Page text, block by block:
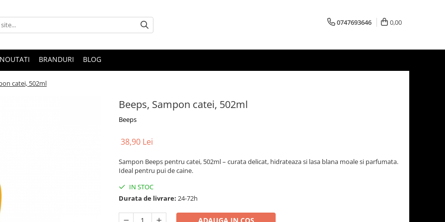
0747693646 0,00
NOUTATI BRANDURI BLOG
catei, 502ml
Beeps, Sampon catei, 502ml
Beeps
38,90 Lei
Sampon Beeps pentru catei, 502ml – curata delicat, hidrateaza si lasa blana moale si parfumata.
Ideal pentru pui de caine.
IN STOC
Durata de livrare: 24-72h